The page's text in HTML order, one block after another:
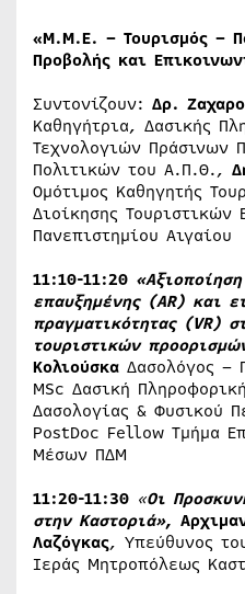
«Μ.Μ.Ε. – Τουρισμός –
Προβολής και
Συντονίζουν: Δρ. Ζαχαρο
Καθηγήτρια, Δασικής
Τεχνολογιών Πράσινων
Πολιτικών του Α.Π.Θ.,
Ομότιμος Καθηγητής
Διοίκησης Τουριστικών
Πανεπιστημίου Αιγαίου
11:10-11:20
επαυξημένης (AR) και
πραγματικότητας (VR)
τουριστικών
Κολιούσκα Δασολόγος –
MSc Δασική
Δασολογίας & Φυσικού
PostDoc Fellow Τμήμα
Μέσων ΠΔΜ
11:20-11:30 «Οι
στην Καστοριά»,
Λαζόγκας, Υπεύθυνος
Ιεράς Μητροπόλεως